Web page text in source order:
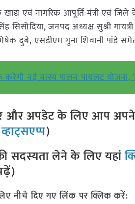
एवं नागरिक आपूर्ति मंत्री एवं जिले के
सिंह सिसोदिया, जनपद अध्यक्ष सुश्री
दुबे, एसडीएम गुना शिवानी पांडे
करेगी नई मत्स्य पालन पायलट
और अपडेट के लिए आप
व्हाट्सएप्प)
सदस्यता लेने के लिए यहां
नीचे दिए गए लिंक पर क्लिक करें: